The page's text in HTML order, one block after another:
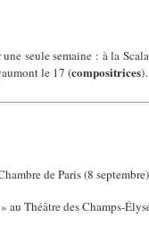
seule semaine : à la
le 17 (compositrices
de Paris (8
Théâtre des Champs-